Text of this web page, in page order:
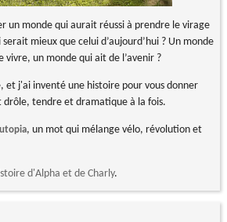
un monde qui aurait réussi à prendre le virage
mieux que celui d’aujourd’hui ? Un monde
vivre, un monde qui ait de l’avenir ?
et j'ai inventé une histoire pour vous donner
drôle, tendre et dramatique à la fois.
, un mot qui mélange vélo, révolution et
d'Alpha et de Charly.